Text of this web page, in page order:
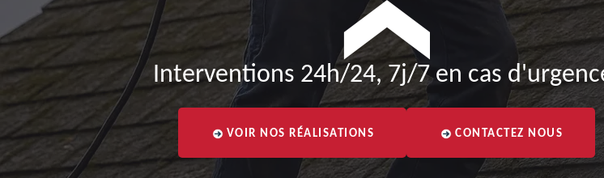
Interventions 24h/24, 7j/7 en cas
VOIR NOS RÉALISATIONS CONTACTEZ NOUS